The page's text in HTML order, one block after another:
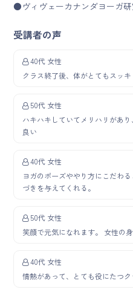
●ヴィヴェーカナンダヨーガ
受講者の声
40代 女性
クラス終了後、体がとてもスッ
50代 女性
ハキハキしていてメリハリがあ
良い
40代 女性
ヨガのポーズややり方にこだわ
づきを与えてくれる。
50代 女性
笑顔で元気になれます。 女性の
40代 女性
情熱があって、とても役にたつク